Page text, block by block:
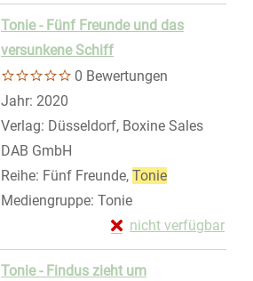
Zum Download von
Tonie - Fünf Freunde und das
versunkene Schiff
0 Bewertungen
Suche nach diesem Verfasser
Jahr: 2020
Verlag: Düsseldorf, Boxine Sales
DAB GmbH
Reihe: Fünf Freunde, Tonie
Mediengruppe: Tonie
nicht verfügbar
Exemplar-Details
Zum Download von
Tonie - Findus zieht um